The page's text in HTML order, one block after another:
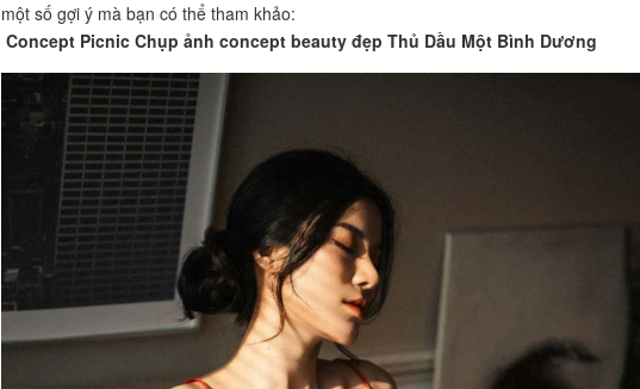
một số gợi ý mà bạn có thể tham khảo:
Concept Picnic Chụp ảnh concept beauty đẹp Thủ Dầu Một Bình Dương